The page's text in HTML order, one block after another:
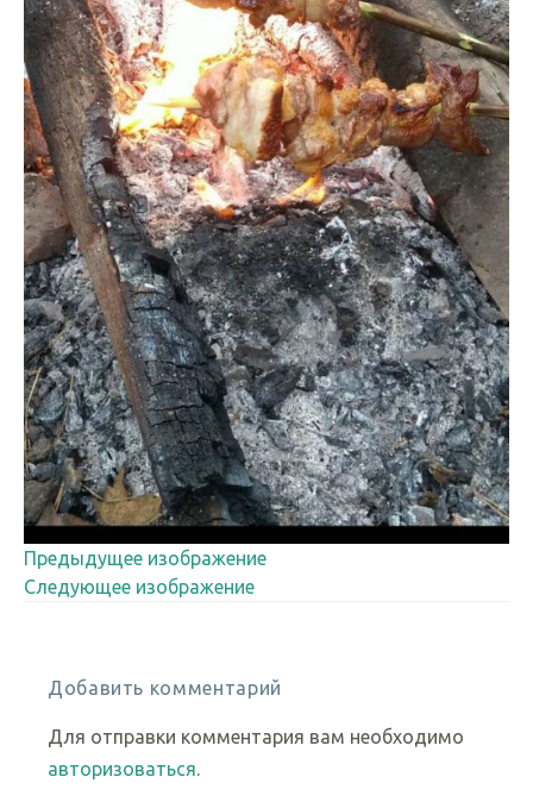
Предыдущее изображение
Следующее изображение
Добавить комментарий
Для отправки комментария вам необходимо
авторизоваться.